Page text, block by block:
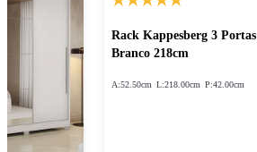
Rack Kappesberg 3 Portas
Branco 218cm
A:52.50cm L:218.00cm P:42.00cm